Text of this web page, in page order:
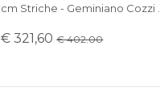
cm Striche - Geminiano Cozzi …
€ 321,60€ 402.00